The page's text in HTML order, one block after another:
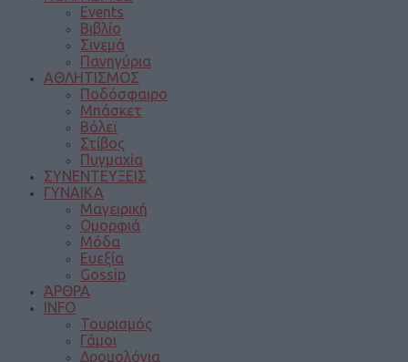
Events
Βιβλίο
Σινεμά
Πανηγύρια
ΑΘΛΗΤΙΣΜΟΣ
Ποδόσφαιρο
Μπάσκετ
Βόλεϊ
Στίβος
Πυγμαχία
ΣΥΝΕΝΤΕΥΞΕΙΣ
ΓΥΝΑΙΚΑ
Μαγειρική
Ομορφιά
Μόδα
Ευεξία
Gossip
ΆΡΘΡΑ
INFO
Τουρισμός
Γάμοι
Δρομολόγια